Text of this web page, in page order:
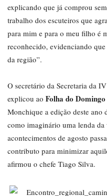
explicando que já comprou
trabalho dos escuteiros que
para mim e para o meu filho é
reconhecido, evidenciando
da região”.
O secretário da Secretaria da
explicou ao Folha do Domingo
Monchique a edição deste ano
como imaginário uma lenda
acontecimentos de agosto
contributo para minimizar
afirmou o chefe Tiago Silva.